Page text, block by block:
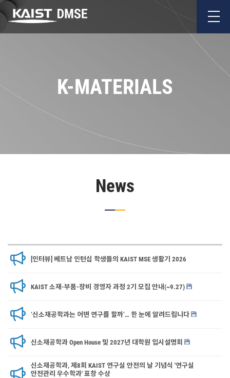
K-MATERIALS
News
[인터뷰] 베트남 인턴십 학생들의 KAIST MSE 생활기 2026
KAIST 소재-부품-장비 경영자 과정 2기 모집 안내(~9.27)
‘신소재공학과는 어떤 연구를 할까’… 한 눈에 알려드립니다
신소재공학과 Open House 및 2027년 대학원 입시설명회
신소재공학과, 제8회 KAIST 연구실 안전의 날 기념식 '연구실
안전관리 우수학과' 표창 수상